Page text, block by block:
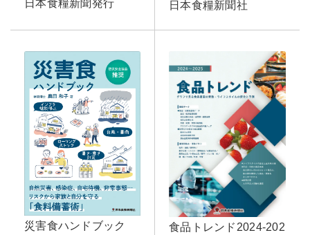
日本食糧新聞発行
日本食糧新聞社
災害食ハンドブック
食品トレンド2024-202